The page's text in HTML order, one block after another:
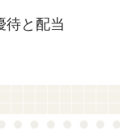
待と配当